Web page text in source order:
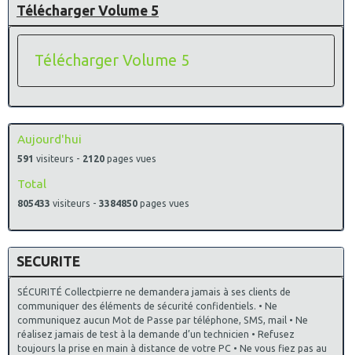
Télécharger Volume 5
Télécharger Volume 5
Aujourd'hui
591 visiteurs - 2120 pages vues
Total
805433 visiteurs - 3384850 pages vues
SECURITE
SÉCURITÉ Collectpierre ne demandera jamais à ses clients de
communiquer des éléments de sécurité confidentiels. • Ne
communiquez aucun Mot de Passe par téléphone, SMS, mail • Ne
réalisez jamais de test à la demande d’un technicien • Refusez
toujours la prise en main à distance de votre PC • Ne vous fiez pas au